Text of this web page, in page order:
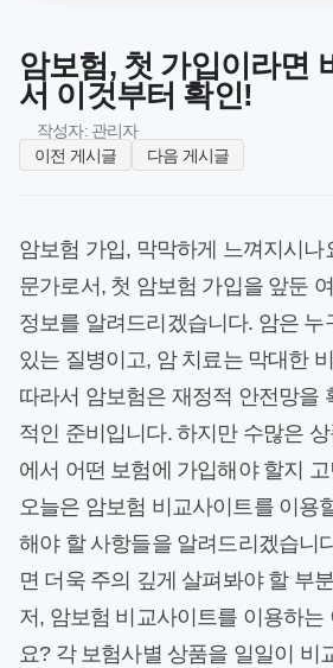
암보험, 첫 가입이라면
서 이것부터 확인!
작성자: 관리자
이전 게시글
다음 게시글
암보험 가입, 막막하게 느껴지시나
문가로서, 첫 암보험 가입을 앞둔
정보를 알려드리겠습니다. 암은 누
있는 질병이고, 암 치료는 막대한
따라서 암보험은 재정적 안전망을
적인 준비입니다. 하지만 수많은
에서 어떤 보험에 가입해야 할지
오늘은 암보험 비교사이트를 이용
해야 할 사항들을 알려드리겠습니
면 더욱 주의 깊게 살펴봐야 할 부
저, 암보험 비교사이트를 이용하는
요? 각 보험사별 상품을 일일이 비